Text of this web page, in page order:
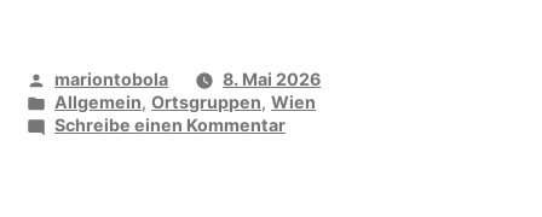
Veröffentlicht
von
mariontobola
8. Mai 2026
Veröffentlicht
unter
Allgemein,Ortsgruppen,Wien
Schreibe einen Kommentarzu